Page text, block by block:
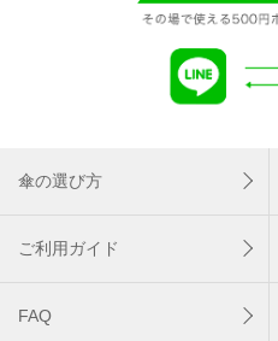
傘の選び方
ご利用ガイド
FAQ